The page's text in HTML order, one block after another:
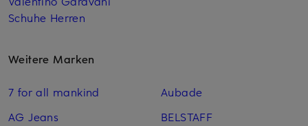
Schuhe Herren
Weitere Marken
7 for all mankind
AG Jeans
Aubade
BELSTAFF